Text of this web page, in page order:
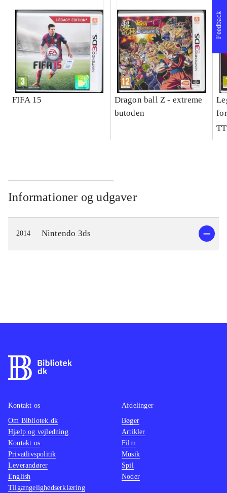
FIFA 15
Dragon ball Z - extreme
butoden
Informationer og udgaver
2014 Nintendo 3ds
Feedback
Kontakt os
Om Bibliotek.dk
Hjælp og vejledning
Kontakt os
Privatlivspolitik
Leverandører
English
Tilgængelighedserklæring
Afdelinger
Bøger
Artikler
Film
Musik
Spil
Noder